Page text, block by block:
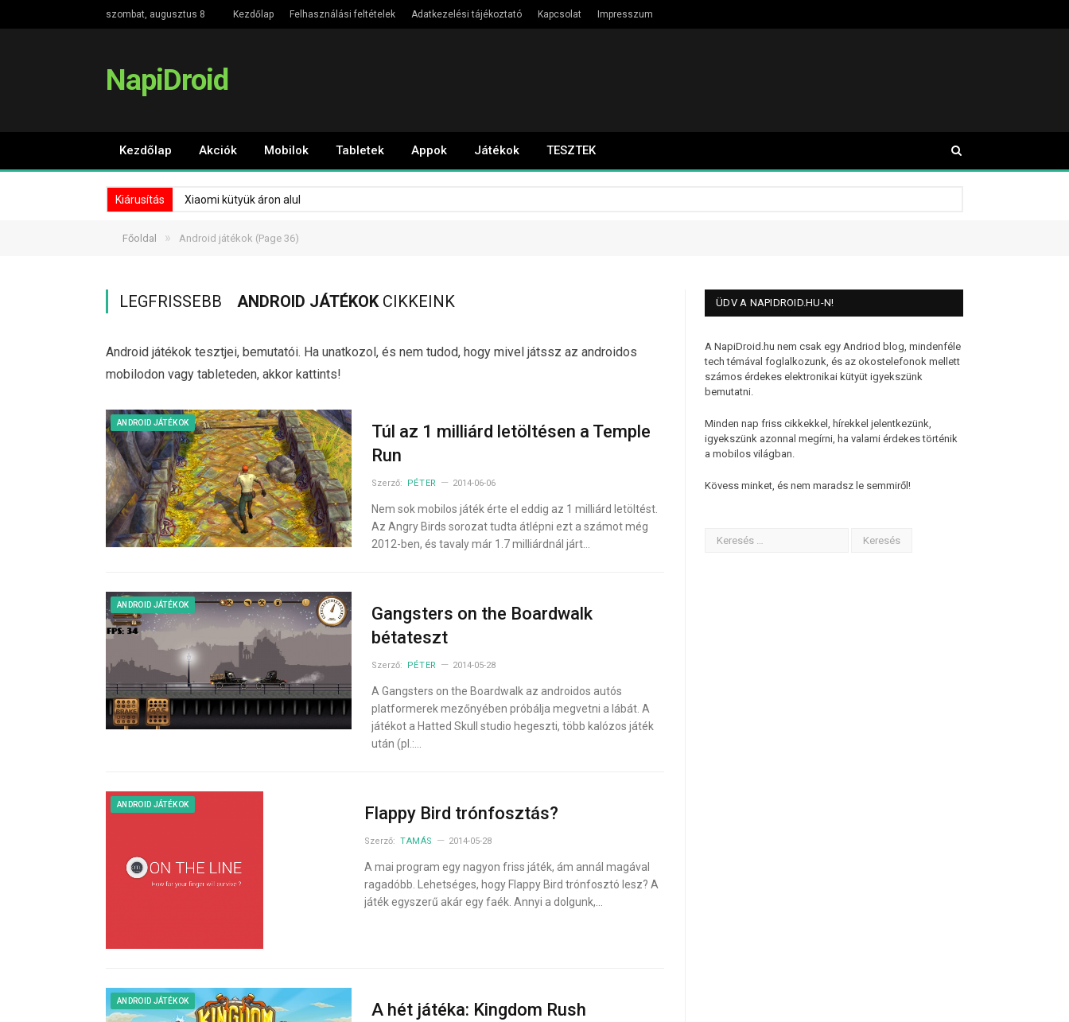
szombat, augusztus 8 Kezdőlap Felhasználási feltételek Adatkezelési tájékoztató Kapcsolat Impresszum
NapiDroid
Kezdőlap Akciók Mobilok Tabletek Appok Játékok TESZTEK
Kiárusítás Xiaomi kütyük áron alul
Főoldal » Android játékok (Page 36)
LEGFRISSEBB ANDROID JÁTÉKOKCIKKEINK
Android játékok tesztjei, bemutatói. Ha unatkozol, és nem tudod, hogy mivel játssz az androidos
mobilodon vagy tableteden, akkor kattints!
ANDROID JÁTÉKOK
Túl az 1 milliárd letöltésen a Temple
Run
Szerző: PÉTER 2014-06-06
Nem sok mobilos játék érte el eddig az 1 milliárd letöltést.
Az Angry Birds sorozat tudta átlépni ezt a számot még
2012-ben, és tavaly már 1.7 milliárdnál járt…
ANDROID JÁTÉKOK
Gangsters on the Boardwalk
bétateszt
Szerző: PÉTER 2014-05-28
A Gangsters on the Boardwalk az androidos autós
platformerek mezőnyében próbálja megvetni a lábát. A
játékot a Hatted Skull studio hegeszti, több kalózos játék
után (pl.:…
ANDROID JÁTÉKOK Flappy Bird trónfosztás?
Szerző: TAMÁS 2014-05-28
A mai program egy nagyon friss játék, ám annál magával
ragadóbb. Lehetséges, hogy Flappy Bird trónfosztó lesz? A
játék egyszerű akár egy faék. Annyi a dolgunk,…
ANDROID JÁTÉKOK A hét játéka: Kingdom Rush
ÜDV A NAPIDROID.HU-N!
A NapiDroid.hu nem csak egy Andriod blog, mindenféle
tech témával foglalkozunk, és az okostelefonok mellett
számos érdekes elektronikai kütyüt igyekszünk
bemutatni.
Minden nap friss cikkekkel, hírekkel jelentkezünk,
igyekszünk azonnal megírni, ha valami érdekes történik
a mobilos világban.
Kövess minket, és nem maradsz le semmiről!